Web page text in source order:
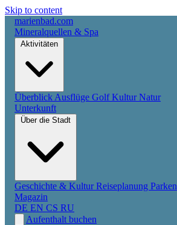
Skip to content
marienbad.com
Mineralquellen & Spa
Überblick Ausflüge GolfKulturNatur
Unterkunft
Geschichte & KulturReiseplanung Parken
Magazin
DE EN CS RU
Aufenthalt buchen